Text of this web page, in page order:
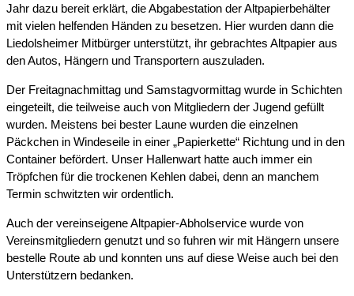
Jahr dazu bereit erklärt, die Abgabestation der Altpapierbehälter
mit vielen helfenden Händen zu besetzen. Hier wurden dann die
Liedolsheimer Mitbürger unterstützt, ihr gebrachtes Altpapier aus
den Autos, Hängern und Transportern auszuladen.
Der Freitagnachmittag und Samstagvormittag wurde in Schichten
eingeteilt, die teilweise auch von Mitgliedern der Jugend gefüllt
wurden. Meistens bei bester Laune wurden die einzelnen
Päckchen in Windeseile in einer „Papierkette“ Richtung und in den
Container befördert. Unser Hallenwart hatte auch immer ein
Tröpfchen für die trockenen Kehlen dabei, denn an manchem
Termin schwitzten wir ordentlich.
Auch der vereinseigene Altpapier-Abholservice wurde von
Vereinsmitgliedern genutzt und so fuhren wir mit Hängern unsere
bestelle Route ab und konnten uns auf diese Weise auch bei den
Unterstützern bedanken.